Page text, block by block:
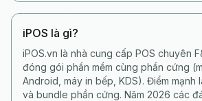
iPOS là gì?
iPOS.vn là nhà cung cấp POS chuyên
đóng gói phần mềm cùng phần cứng
Android, máy in bếp, KDS). Điểm mạnh
và bundle phần cứng. Năm 2026 các